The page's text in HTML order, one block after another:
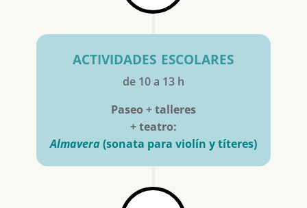
actividades escolares
de 10 a 13 h
Paseo + talleres
+ teatro:
Almavera(sonata para violín y títeres)